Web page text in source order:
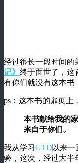
经过很长一段时间的
记》 终于面世了，这
有你们就没有这本书
ps：这本书的扉页上
本书献给我的
来自于你们。
我从学习GTD 以来一
验，这次，经过大半